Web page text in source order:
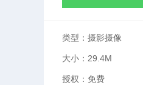
类型：摄影摄像
大小：29.4M
授权：免费